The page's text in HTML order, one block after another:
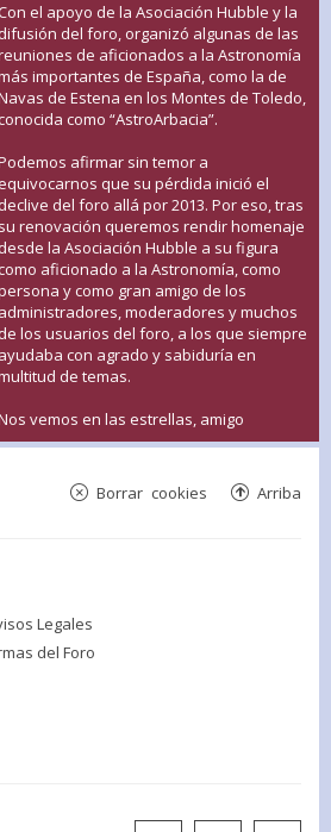
el apoyo de la Asociación Hubble y la
difusión del foro, organizó algunas de las
de aficionados a la Astronomía
importantes de España, como la de
de Estena en los Montes de Toledo,
como “AstroArbacia”.
afirmar sin temor a
que su pérdida inició el
declive del foro allá por 2013. Por eso, tras
su renovación queremos rendir homenaje
desde la Asociación Hubble a su figura
aficionado a la Astronomía, como
y como gran amigo de los
administradores, moderadores y muchos
de los usuarios del foro, a los que siempre
ayudaba con agrado y sabiduría en
de temas.
vemos en las estrellas, amigo
Arriba
Borrar cookies
Legales
del Foro